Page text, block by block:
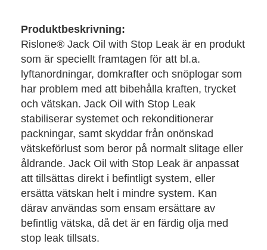
Produktbeskrivning:
Rislone® Jack Oil with Stop Leak är en produkt
som är speciellt framtagen för att bl.a.
lyftanordningar, domkrafter och snöplogar som
har problem med att bibehålla kraften, trycket
och vätskan. Jack Oil with Stop Leak
stabiliserar systemet och rekonditionerar
packningar, samt skyddar från onönskad
vätskeförlust som beror på normalt slitage eller
åldrande. Jack Oil with Stop Leak är anpassat
att tillsättas direkt i befintligt system, eller
ersätta vätskan helt i mindre system. Kan
därav användas som ensam ersättare av
befintlig vätska, då det är en färdig olja med
stop leak tillsats.